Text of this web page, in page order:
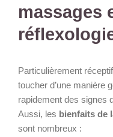
massages
Particulièrement
toucher d’une manière
rapidement des signes
Aussi, les bienfaits de
sont nombreux :